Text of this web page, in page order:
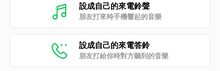
設成自己的來電鈴聲
朋友打來時手機響起的音樂
設成自己的來電答鈴
朋友打給你時對方聽到的音樂